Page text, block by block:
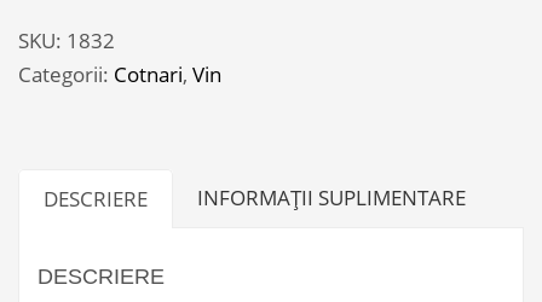
SKU: 1832
Categorii: Cotnari, Vin
DESCRIERE INFORMAȚII SUPLIMENTARE
DESCRIERE